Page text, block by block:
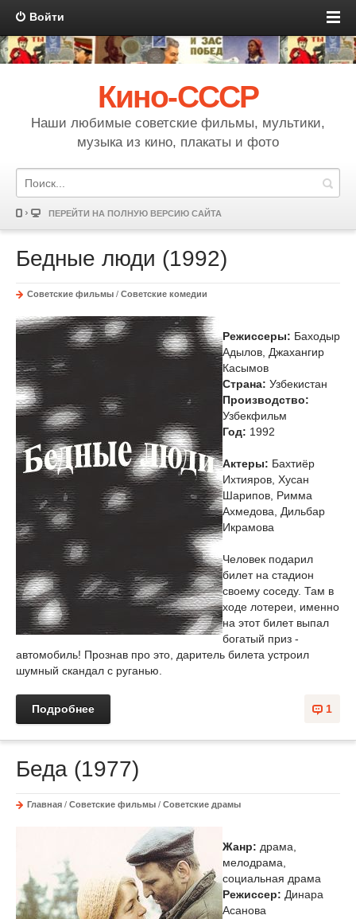
Войти
Кино-СССР
Наши любимые советские фильмы, мультики,
музыка из кино, плакаты и фото
ПЕРЕЙТИ НА ПОЛНУЮ ВЕРСИЮ САЙТА
Бедные люди (1992)
Советские фильмы / Советские комедии
Режиссеры: Баходыр
Адылов, Джахангир
Касымов
Страна: Узбекистан
Производство:
Узбекфильм
Год: 1992
Актеры: Бахтиёр
Ихтияров, Хусан
Шарипов, Римма
Ахмедова, Дильбар
Икрамова
Человек подарил
билет на стадион
своему соседу. Там в
ходе лотереи, именно
на этот билет выпал
богатый приз -
автомобиль! Прознав про это, даритель билета устроил
шумный скандал с руганью.
1
Подробнее
Беда (1977)
Главная / Советские фильмы / Советские драмы
Жанр: драма,
мелодрама,
социальная драма
Режиссер: Динара
Асанова